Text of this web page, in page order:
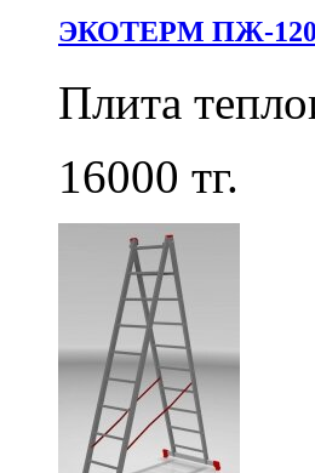
ЭКОТЕРМ ПЖ-
Плита
16000 тг.